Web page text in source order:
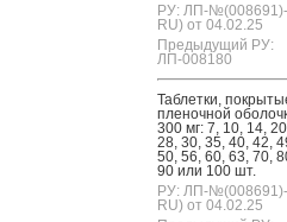
РУ: ЛП-
RU) от 04.02.25
Предыдущий РУ:
ЛП-008180
Таб­летки,
пле­ноч­ной
300 мг: 7, 10, 14,
28, 30, 35, 40, 42,
50, 56, 60, 63, 70,
90 или 100 шт.
РУ: ЛП-
RU) от 04.02.25